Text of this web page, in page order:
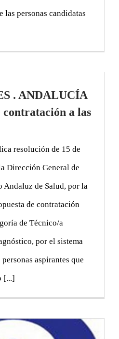
personas candidatas
. ANDALUCÍA
contratación a las
resolución de 15 de
Dirección General de
Andaluz de Salud, por la
de contratación
de Técnico/a
por el sistema
aspirantes que
[...]